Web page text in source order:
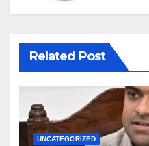
Related Post
UNCATEGORIZED